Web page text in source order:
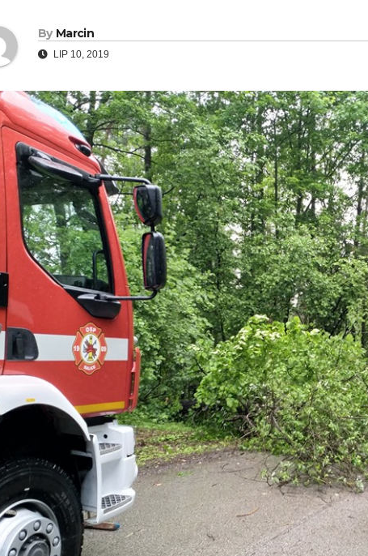
By Marcin
LIP 10, 2019